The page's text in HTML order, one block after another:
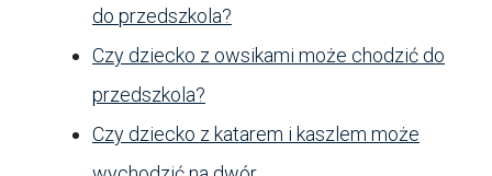
do przedszkola?
Czy dziecko z owsikami może chodzić do
przedszkola?
Czy dziecko z katarem i kaszlem może